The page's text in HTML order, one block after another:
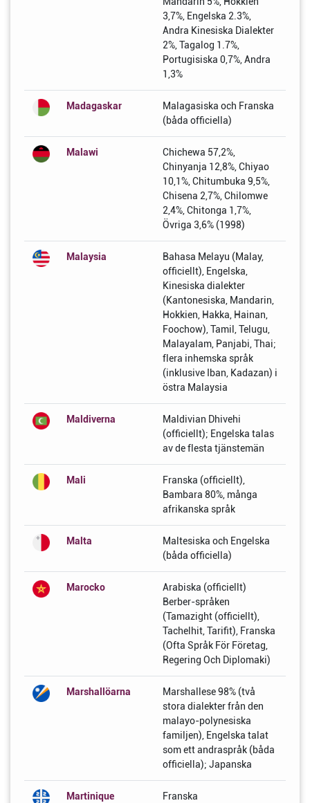
3,7%, Engelska 2.3%,
Andra Kinesiska Dialekter
2%, Tagalog 1.7%,
Portugisiska 0,7%, Andra
1,3%
Madagaskar
Malagasiska och Franska
(båda officiella)
Malawi
Chichewa 57,2%,
Chinyanja 12,8%, Chiyao
10,1%, Chitumbuka 9,5%,
Chisena 2,7%, Chilomwe
2,4%, Chitonga 1,7%,
Övriga 3,6% (1998)
Malaysia
Bahasa Melayu (Malay,
officiellt), Engelska,
Kinesiska dialekter
(Kantonesiska, Mandarin,
Hokkien, Hakka, Hainan,
Foochow), Tamil, Telugu,
Malayalam, Panjabi, Thai;
flera inhemska språk
(inklusive Iban, Kadazan) i
östra Malaysia
Maldiverna
Maldivian Dhivehi
(officiellt); Engelska talas
av de flesta tjänstemän
Mali
Franska (officiellt),
Bambara 80%, många
afrikanska språk
Malta
Maltesiska och Engelska
(båda officiella)
Marocko
Arabiska (officiellt)
Berber-språken
(Tamazight (officiellt),
Tachelhit, Tarifit), Franska
(Ofta Språk För Företag,
Regering Och Diplomaki)
Marshallöarna
Marshallese 98% (två
stora dialekter från den
malayo-polynesiska
familjen), Engelska talat
som ett andraspråk (båda
officiella); Japanska
Martinique Franska